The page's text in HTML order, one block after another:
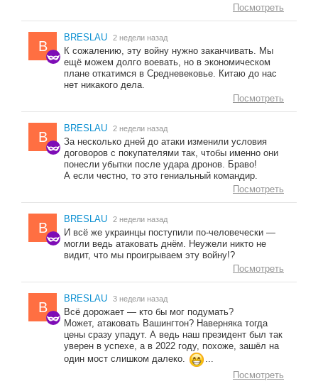
Посмотреть
B
BRESLAU 2 недели назад
К сожалению, эту войну нужно заканчивать. Мы
ещё можем долго воевать, но в экономическом
плане откатимся в Средневековье. Китаю до нас
нет никакого дела.
Посмотреть
B
BRESLAU 2 недели назад
За несколько дней до атаки изменили условия
договоров с покупателями так, чтобы именно они
понесли убытки после удара дронов. Браво!
А если честно, то это гениальный командир.
Посмотреть
B
BRESLAU 2 недели назад
И всё же украинцы поступили по-человечески —
могли ведь атаковать днём. Неужели никто не
видит, что мы проигрываем эту войну!?
Посмотреть
B
BRESLAU 3 недели назад
Всё дорожает — кто бы мог подумать?
Может, атаковать Вашингтон? Наверняка тогда
цены сразу упадут. А ведь наш президент был так
уверен в успехе, а в 2022 году, похоже, зашёл на
один мост слишком далеко.
Посмотреть